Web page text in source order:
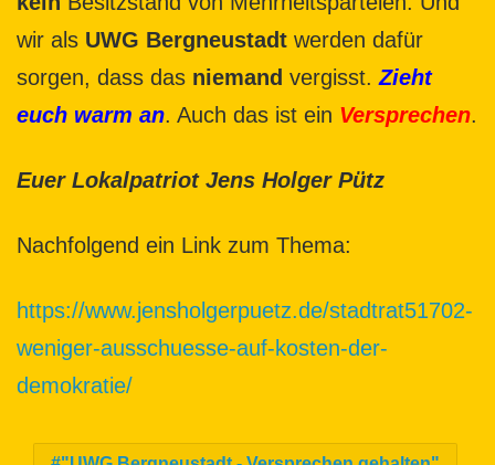
wir als UWG Bergneustadt werden dafür
sorgen, dass das niemand vergisst.Zieht
euch warm an. Auch das ist ein Versprechen.
Euer Lokalpatriot Jens Holger Pütz
Nachfolgend ein Link zum Thema:
https://www.jensholgerpuetz.de/stadtrat51702-
weniger-ausschuesse-auf-kosten-der-
demokratie/